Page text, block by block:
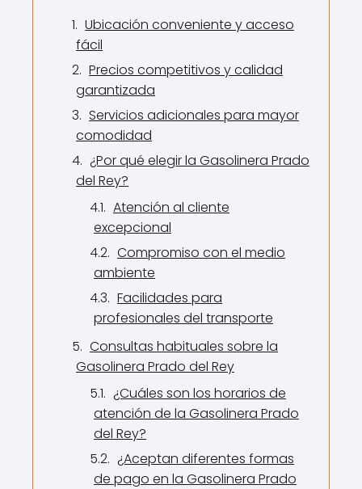
Ubicación conveniente y acceso
fácil
Precios competitivos y calidad
garantizada
Servicios adicionales para mayor
comodidad
¿Por qué elegir la Gasolinera Prado
del Rey?
Atención al cliente
excepcional
Compromiso con el medio
ambiente
Facilidades para
profesionales del transporte
Consultas habituales sobre la
Gasolinera Prado del Rey
¿Cuáles son los horarios de
atención de la Gasolinera Prado
del Rey?
¿Aceptan diferentes formas
de pago en la Gasolinera Prado